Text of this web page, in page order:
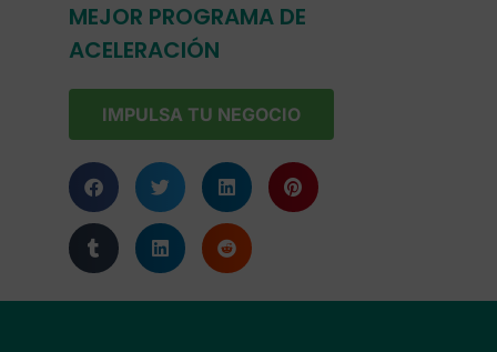
MEJOR PROGRAMA DE
ACELERACIÓN
IMPULSA TU NEGOCIO